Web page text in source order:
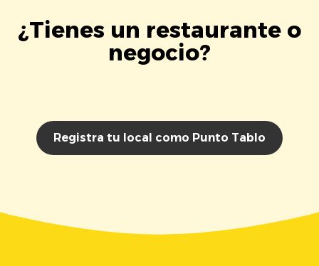
¿Tienes un restaurante o
negocio?
Registra tu local como Punto Tablo